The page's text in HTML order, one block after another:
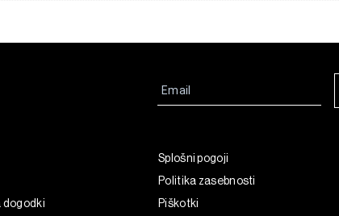
dogodki
Splošni pogoji
Politika zasebnosti
Piškotki